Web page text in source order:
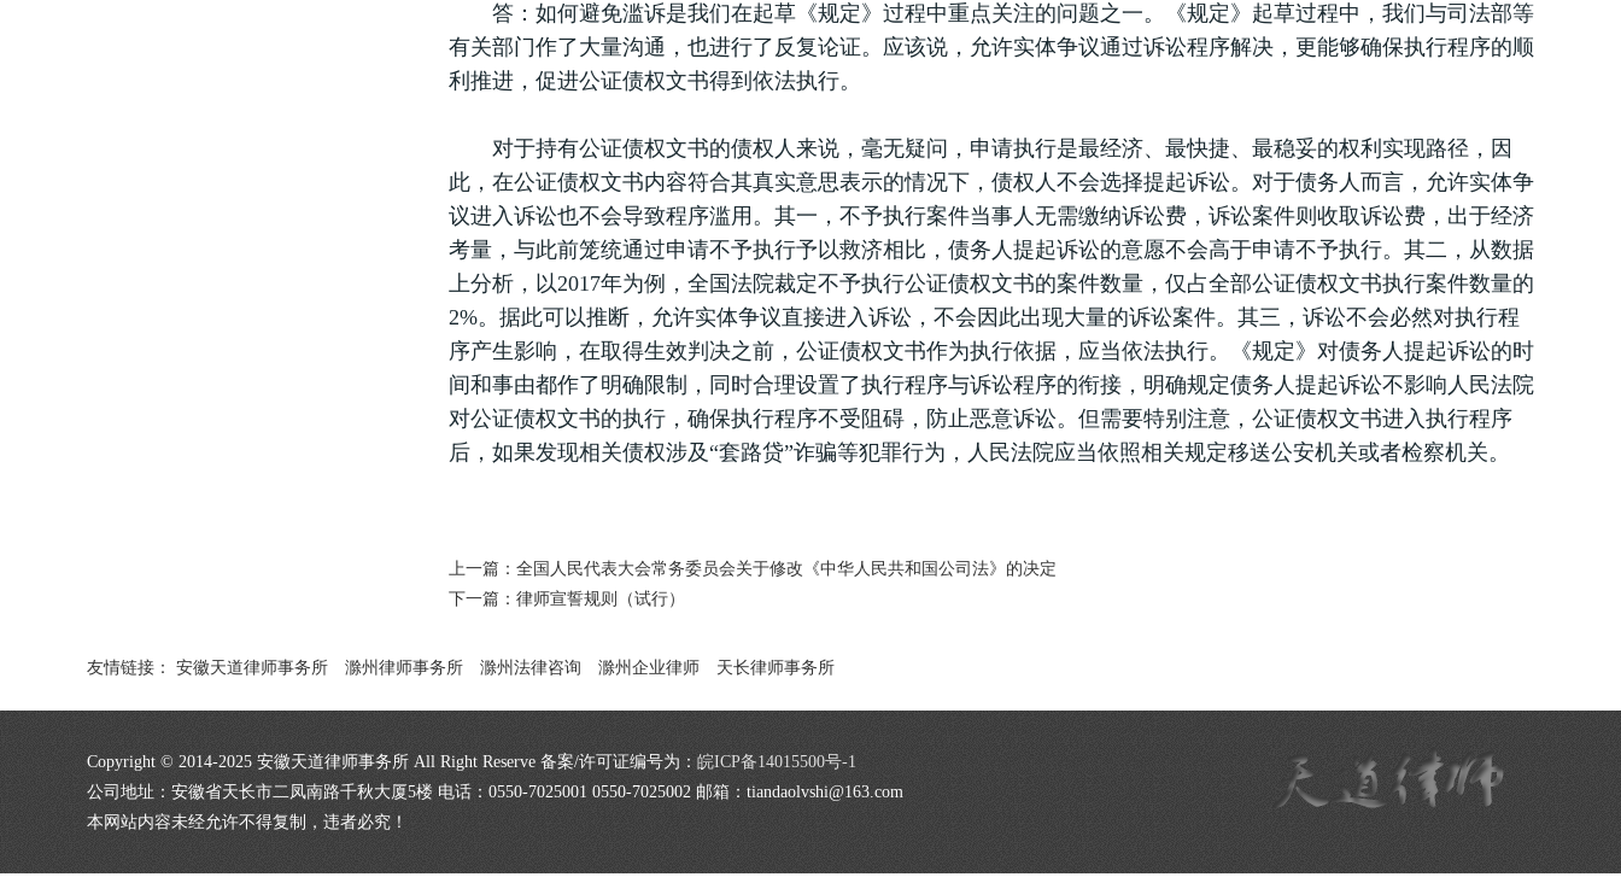
答：如何避免滥诉是我们在起草《规定》过程中重点关注的问题之一。《规定》起草过程中，我们与司法部等
有关部门作了大量沟通，也进行了反复论证。应该说，允许实体争议通过诉讼程序解决，更能够确保执行程序的顺
利推进，促进公证债权文书得到依法执行。
对于持有公证债权文书的债权人来说，毫无疑问，申请执行是最经济、最快捷、最稳妥的权利实现路径，因
此，在公证债权文书内容符合其真实意思表示的情况下，债权人不会选择提起诉讼。对于债务人而言，允许实体争
议进入诉讼也不会导致程序滥用。其一，不予执行案件当事人无需缴纳诉讼费，诉讼案件则收取诉讼费，出于经济
考量，与此前笼统通过申请不予执行予以救济相比，债务人提起诉讼的意愿不会高于申请不予执行。其二，从数据
上分析，以2017年为例，全国法院裁定不予执行公证债权文书的案件数量，仅占全部公证债权文书执行案件数量的
2%。据此可以推断，允许实体争议直接进入诉讼，不会因此出现大量的诉讼案件。其三，诉讼不会必然对执行程
序产生影响，在取得生效判决之前，公证债权文书作为执行依据，应当依法执行。《规定》对债务人提起诉讼的时
间和事由都作了明确限制，同时合理设置了执行程序与诉讼程序的衔接，明确规定债务人提起诉讼不影响人民法院
对公证债权文书的执行，确保执行程序不受阻碍，防止恶意诉讼。但需要特别注意，公证债权文书进入执行程序
后，如果发现相关债权涉及“套路贷”诈骗等犯罪行为，人民法院应当依照相关规定移送公安机关或者检察机关。
上一篇： 全国人民代表大会常务委员会关于修改《中华人民共和国公司法》的决定
下一篇： 律师宣誓规则（试行）
友情链接： 安徽天道律师事务所 滁州律师事务所 滁州法律咨询 滁州企业律师 天长律师事务所
Copyright © 2014-2025 安徽天道律师事务所 All Right Reserve 备案/许可证编号为： 皖ICP备14015500号-1
公司地址：安徽省天长市二凤南路千秋大厦5楼 电话：0550-7025001 0550-7025002 邮箱：tiandaolvshi@163.com
本网站内容未经允许不得复制，违者必究！